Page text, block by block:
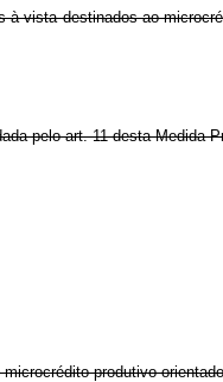
à vista destinados ao
pelo art. 11 desta Medida
produtivo